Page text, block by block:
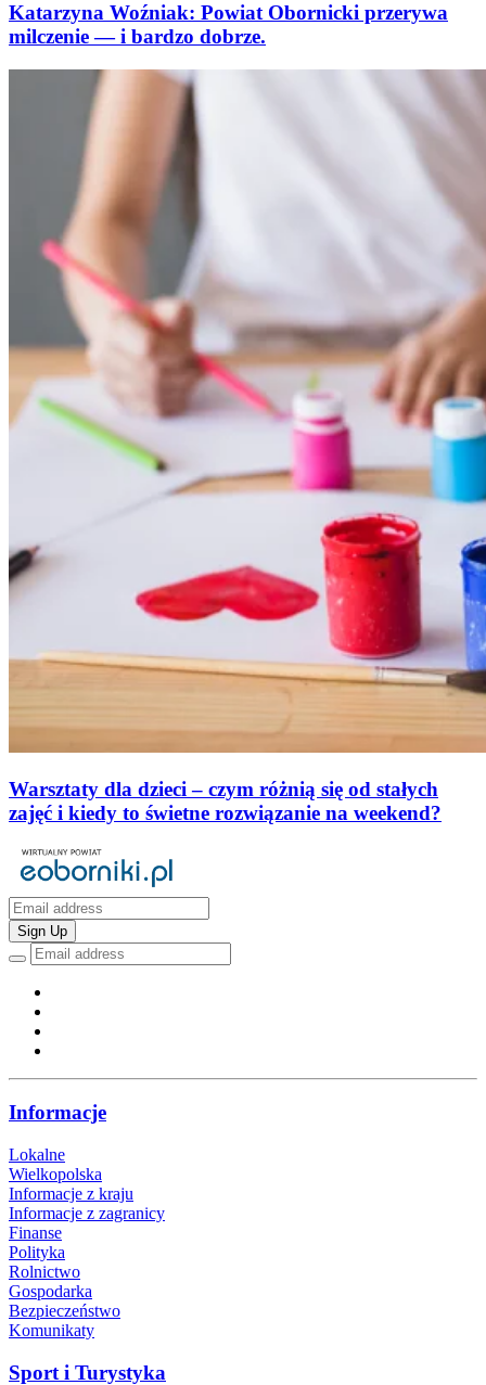
Katarzyna Woźniak: Powiat Obornicki przerywa
milczenie — i bardzo dobrze.
Warsztaty dla dzieci – czym różnią się od stałych
zajęć i kiedy to świetne rozwiązanie na weekend?
Sign Up
Informacje
Lokalne
Wielkopolska
Informacje z kraju
Informacje z zagranicy
Finanse
Polityka
Rolnictwo
Gospodarka
Bezpieczeństwo
Komunikaty
Sport i Turystyka